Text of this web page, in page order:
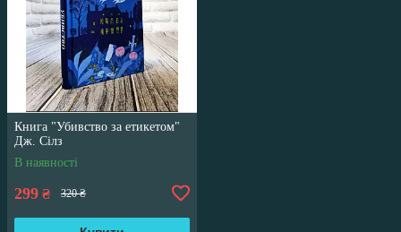
Книга "Убивство за етикетом"
Дж. Сілз
В наявності
299 ₴ 320 ₴